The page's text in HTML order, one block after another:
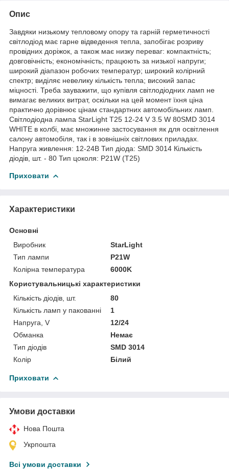
Опис
Завдяки низькому тепловому опору та гарній герметичності
світлодіод має гарне відведення тепла, запобігає розриву
провідних доріжок, а також має низку переваг: компактність;
довговічність; економічність; працюють за низької напруги;
широкий діапазон робочих температур; широкий колірний
спектр; виділяє невелику кількість тепла; високий запас
міцності. Треба зауважити, що купівля світлодіодних ламп не
вимагає великих витрат, оскільки на цей момент їхня ціна
практично дорівнює цінам стандартних автомобільних ламп.
Світлодіодна лампа StarLight T25 12-24 V 3.5 W 80SMD 3014
WHITE в колбі, має множинне застосування як для освітлення
салону автомобіля, так і в зовнішніх світлових приладах.
Напруга живлення: 12-24В Тип діода: SMD 3014 Кількість
діодів, шт. - 80 Тип цоколя: P21W (T25)
Приховати
Характеристики
Основні
Виробник
StarLight
Тип лампи
P21W
Колірна температура
6000K
Користувальницькі характеристики
Кількість діодів, шт.
80
Кількість ламп у пакованні
1
Напруга, V
12/24
Обманка
Немає
Тип діодів
SMD 3014
Колір
Білий
Приховати
Умови доставки
Нова Пошта
Укрпошта
Всі умови доставки